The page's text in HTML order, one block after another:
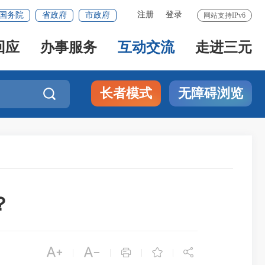
网站支持IPv6
注册 登录
务院 省政府 市政府
应 办事服务 互动交流 走进三元
 长者模式 无障碍浏览
    